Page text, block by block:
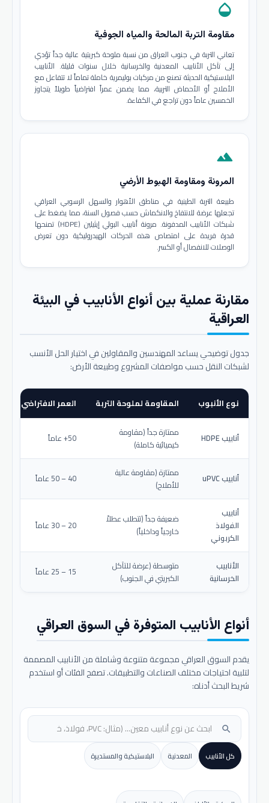
opacity
مقاومة التربة المالحة والمياه الجوفية
تعاني التربة في جنوب العراق من نسبة ملوحة كبريتية عالية جداً تؤدي
إلى تآكل الأنابيب المعدنية والخرسانية خلال سنوات قليلة. الأنابيب
البلاستيكية الحديثة تصنع من مركبات بوليمرية خاملة تماماً لا تتفاعل مع
الأملاح أو الأحماض التربية، مما يضمن عمراً افتراضياً طويلاً يتجاوز
الخمسين عاماً دون تراجع في الكفاءة.
terrain
المرونة ومقاومة الهبوط الأرضي
طبيعة التربة الطينية في مناطق الأهوار والسهل الرسوبي العراقي
تجعلها عرضة للانتفاخ والانكماش حسب فصول السنة، مما يضغط على
شبكات الأنابيب المدفونة. مرونة أنابيب البولي إيثيلين (HDPE) تمنحها
قدرة فريدة على امتصاص هذه الحركات الهيدروليكية دون تعرض
الوصلات للانفصال أو الكسر.
مقارنة عملية بين أنواع الأنابيب في البيئة
العراقية
جدول توضيحي يساعد المهندسين والمقاولين في اختيار الحل الأنسب
لشبكات النقل حسب مواصفات المشروع وطبيعة الأرض:
نوع الأنبوب المقاومة لملوحة التربة العمر الافتراضي
أنابيب HDPE
ممتازة جداً (مقاومة
كيميائية كاملة)
50+ عاماً
أنابيب uPVC
ممتازة (مقاومة عالية
للأملاح)
40 – 50 عاماً
أنابيب
الفولاذ
الكربوني
ضعيفة جداً (تتطلب عطلاً
خارجياً وداخلياً)
20 – 30 عاماً
الأنابيب
الخرسانية
متوسطة (عرضة للتآكل
الكبريتي في الجنوب)
15 – 25 عاماً
أنواع الأنابيب المتوفرة في السوق العراقي
يقدم السوق العراقي مجموعة متنوعة وشاملة من الأنابيب المصممة
لتلبية احتياجات مختلف الصناعات والتطبيقات. تصفح الفئات أو استخدم
شريط البحث أدناه:
search
كل الأنابيب المعدنية البلاستيكية والمستديرة